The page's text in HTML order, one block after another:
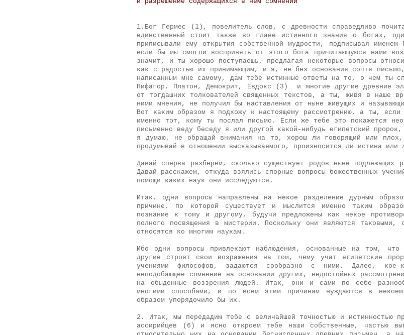
1.Бог Гермес (1), повелитель слов, с древности справедливо
единственный стоит также во главе истинного знания о богах,
приписывали ему открытия собственной мудрости, подписывая
если бы мы смогли воспринять от этого бога причитающуюся нами
значит, и ты хорошо поступаешь, предлагая некоторые вопросы
как с радостью их принимающим, и я, не без основания сочтя
написанным мне самому, дам тебе истинные ответы на то, о чем ты
Пифагор, Платон, Демокрит, Евдокc (3) и многие другие древние
от тогдашних толкователей священных текстов, а ты, живя в наше
ними мнения, не получил бы наставления от ныне живущих и
Вот каким образом я подхожу к настоящему рассмотрению, а ты,
именно тот, кому ты послал письмо. Если же тебе это покажется
письменно веду беседу я или другой какой-нибудь египетский
я думаю, не обращай внимания на то, хорош ли говорящий или плох,
продумывай в отношении высказываемого, произносится ли истина или
Давай сперва разберем, сколько существует родов ныне подлежащих
Давай расскажем, откуда взялись спорные вопросы божественных
помощи каких наук они исследуются.
Итак, одни вопросы направлены на некое разделение дурным
причине, по которой существует и мыслится именно таким
познание к тому и другому, будучи предложены как некое
полного посвящения в мистерии. Поскольку они являются таковыми,
относятся ко многим наукам.
Ибо одни вопросы привлекают наблюдения, основанные на том,
другие строят свои возражения на том, чему учат египетские
учениями философов, задаются сообразно с ними. Далее,
неподобающее сомнение на основании других, недостойных
на обыденные воззрения людей. Итак, они и сами по себе
многими способами, и по всем этим причинам нуждаются в некоем
образом упорядочило бы их.
2. Итак, мы передадим тебе с величайшей точностью и истинностью
ассирийцев (6) и ясно откроем тебе наши собственные, частью